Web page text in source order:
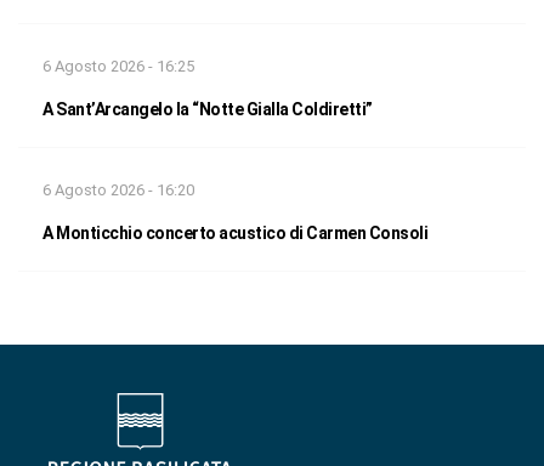
6 Agosto 2026 - 16:25
A Sant’Arcangelo la “Notte Gialla Coldiretti”
6 Agosto 2026 - 16:20
A Monticchio concerto acustico di Carmen Consoli